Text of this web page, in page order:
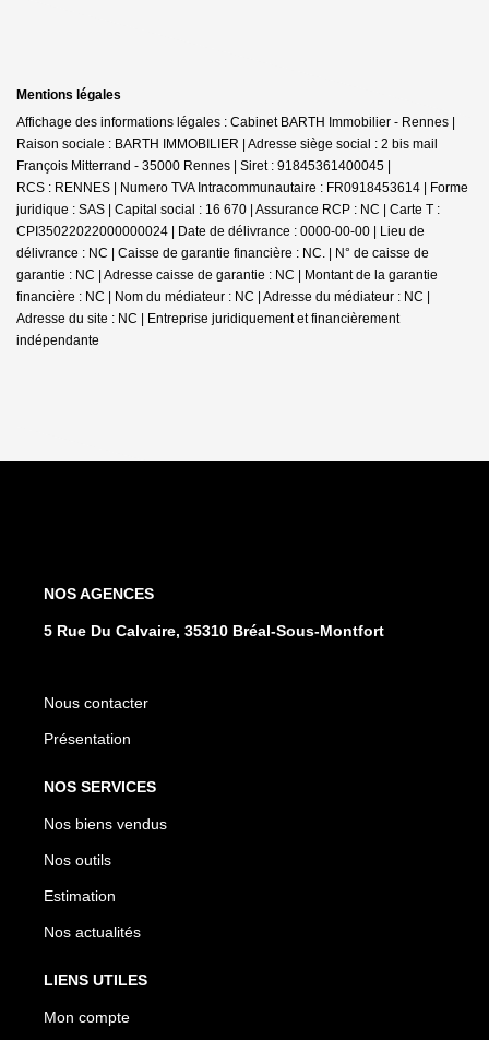
Mentions légales
Affichage des informations légales : Cabinet BARTH Immobilier - Rennes |
Raison sociale : BARTH IMMOBILIER | Adresse siège social : 2 bis mail
François Mitterrand - 35000 Rennes | Siret : 91845361400045 |
RCS : RENNES | Numero TVA Intracommunautaire : FR0918453614 | Forme
juridique : SAS | Capital social : 16 670 | Assurance RCP : NC | Carte T :
CPI35022022000000024 | Date de délivrance : 0000-00-00 | Lieu de
délivrance : NC | Caisse de garantie financière : NC. | N° de caisse de
garantie : NC | Adresse caisse de garantie : NC | Montant de la garantie
financière : NC | Nom du médiateur : NC | Adresse du médiateur : NC |
Adresse du site : NC | Entreprise juridiquement et financièrement
indépendante
NOS AGENCES
5 Rue Du Calvaire, 35310 Bréal-Sous-Montfort
Nous contacter
Présentation
NOS SERVICES
Nos biens vendus
Nos outils
Estimation
Nos actualités
LIENS UTILES
Mon compte